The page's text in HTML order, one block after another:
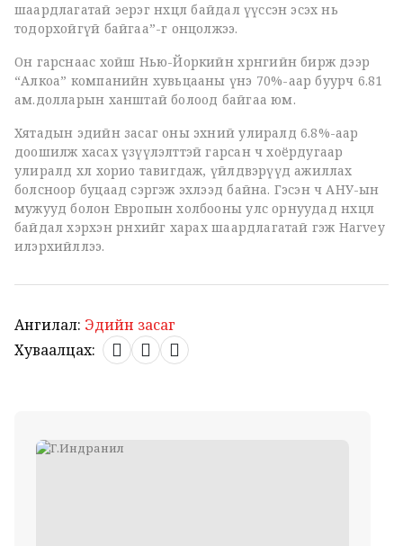
шаардлагатай эерэг нөхцөл байдал үүссэн эсэх нь
тодорхойгүй байгаа”-г онцолжээ.
Он гарснаас хойш Нью-Йоркийн хөрөнгийн бирж дээр
“Алкоа” компанийн хувьцааны үнэ 70%-аар буурч 6.81
ам.долларын ханштай болоод байгаа юм.
Хятадын эдийн засаг оны эхний улиралд 6.8%-аар
доошилж хасах үзүүлэлттэй гарсан ч хоёрдугаар
улиралд хөл хорио тавигдаж, үйлдвэрүүд ажиллах
болсноор буцаад сэргэж эхлээд байна. Гэсэн ч АНУ-ын
мужууд болон Европын холбооны улс орнуудад нөхцөл
байдал хэрхэн өрнөхийг харах шаардлагатай гэж Harvey
илэрхийллээ.
Ангилал: Эдийн засаг
Хуваалцах: